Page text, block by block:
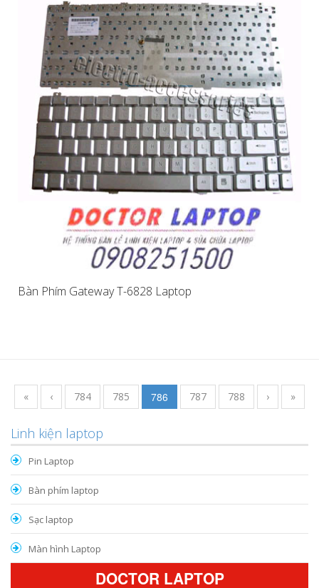
Bàn Phím Gateway T-6828 Laptop
« ‹ 784 785 786 787 788 › »
Linh kiện laptop
Pin Laptop
Bàn phím laptop
Sạc laptop
Màn hình Laptop
DOCTOR LAPTOP